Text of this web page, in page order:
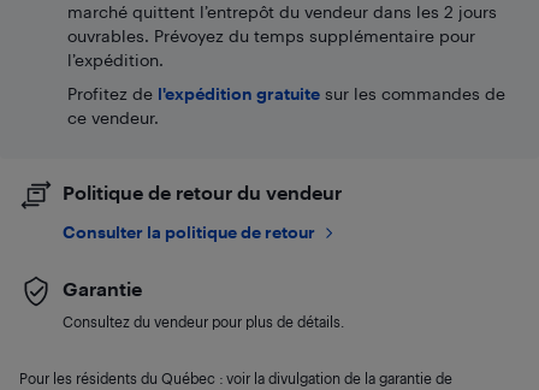
marché quittent l’entrepôt du vendeur dans les 2 jours
ouvrables. Prévoyez du temps supplémentaire pour
l’expédition.
Profitez de l'expédition gratuite sur les commandes de
ce vendeur.
Politique de retour du vendeur
Consulter la politique de retour
Garantie
Consultez du vendeur pour plus de détails.
Pour les résidents du Québec : voir la divulgation de la garantie de